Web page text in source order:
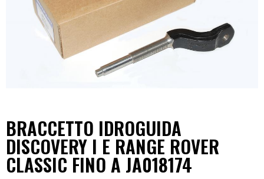
BRACCETTO IDROGUIDA
DISCOVERY I E RANGE ROVER
CLASSIC FINO A JA018174